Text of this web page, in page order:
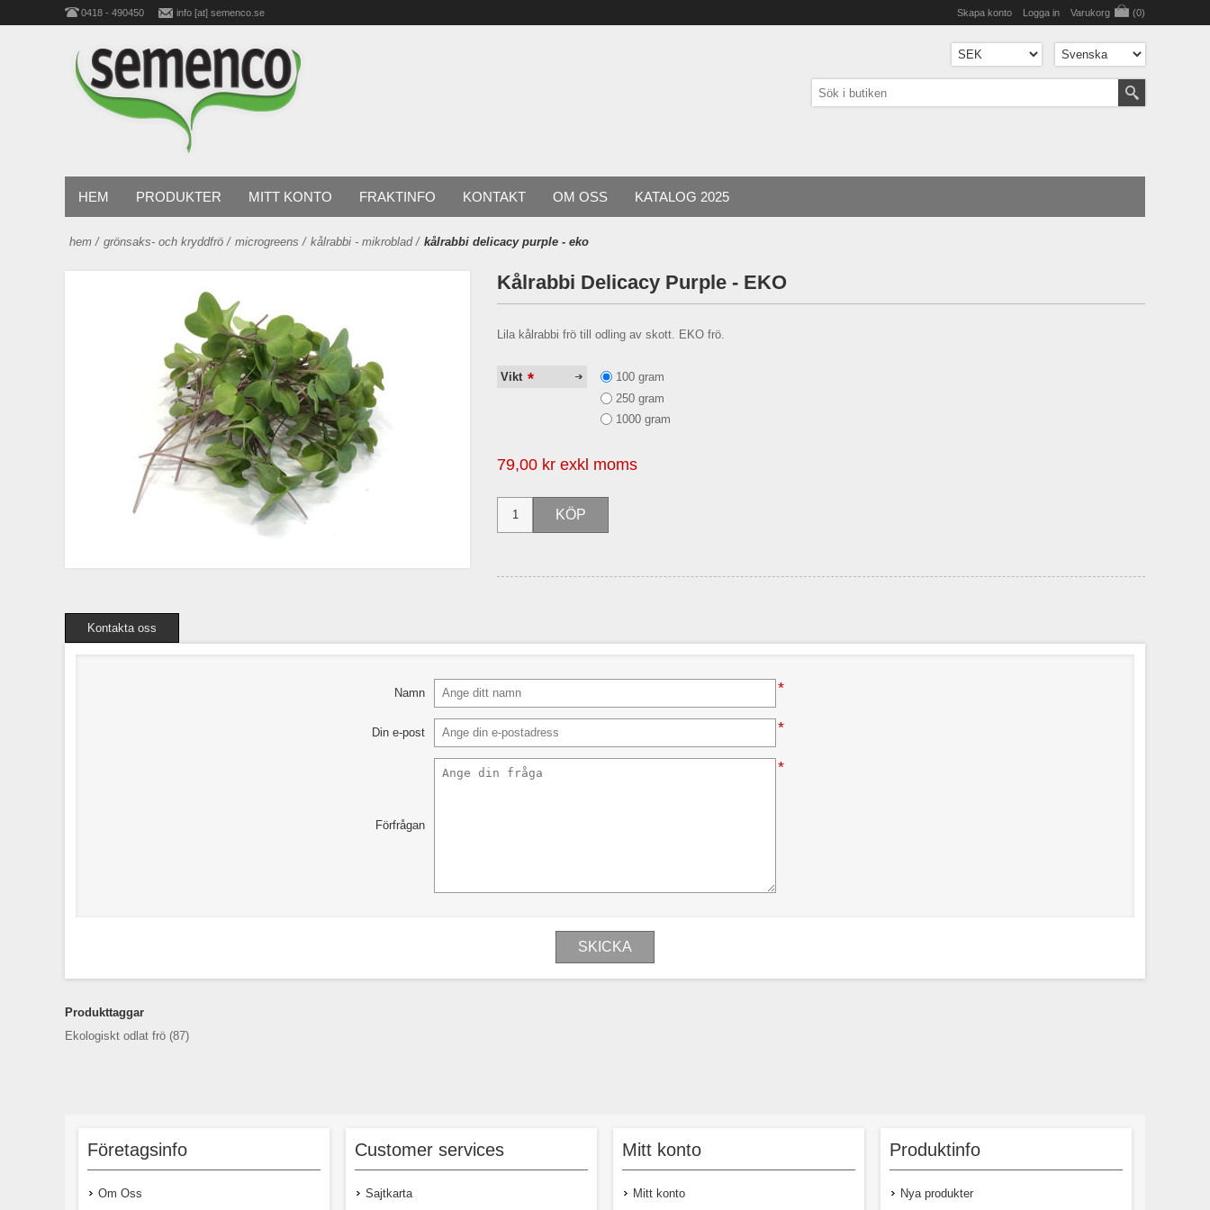
0418 - 490450 info [at] semenco.se Skapa konto Logga in Varukorg (0)
HEM PRODUKTER MITT KONTO FRAKTINFO KONTAKT OM OSS KATALOG 2025
hem / grönsaks- och kryddfrö / microgreens / kålrabbi - mikroblad / kålrabbi delicacy purple - eko
Kålrabbi Delicacy Purple - EKO
Lila kålrabbi frö till odling av skott. EKO frö.
Vikt *
100 gram
250 gram
1000 gram
79,00 kr exkl moms
Kontakta oss
Namn *
Din e-post *
Förfrågan
*
Produkttaggar
Ekologiskt odlat frö (87)
Företagsinfo
Om Oss
Customer services
Sajtkarta
Mitt konto
Mitt konto
Produktinfo
Nya produkter